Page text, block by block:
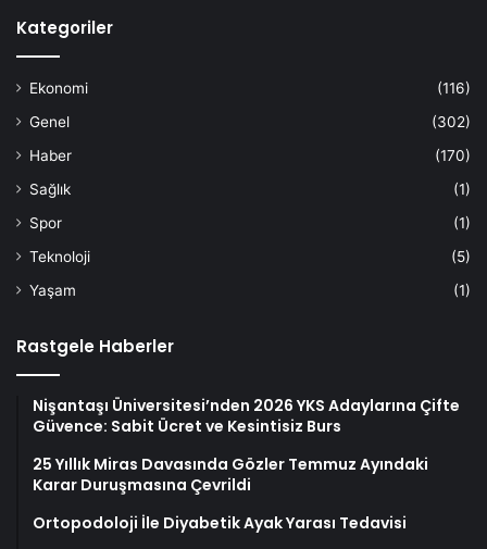
Kategoriler
Ekonomi
(116)
Genel
(302)
Haber
(170)
Sağlık
(1)
Spor
(1)
Teknoloji
(5)
Yaşam
(1)
Rastgele Haberler
Nişantaşı Üniversitesi’nden 2026 YKS Adaylarına Çifte
Güvence: Sabit Ücret ve Kesintisiz Burs
25 Yıllık Miras Davasında Gözler Temmuz Ayındaki
Karar Duruşmasına Çevrildi
Ortopodoloji İle Diyabetik Ayak Yarası Tedavisi